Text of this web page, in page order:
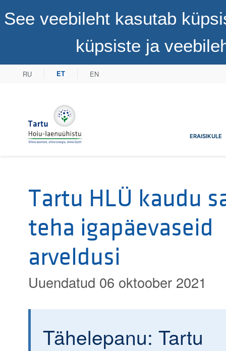
See veebileht kasutab
küpsiste ja
RU ET EN
Tartu Hoiu-laenuühistuERAISIKULE
Tartu HLÜ kaudu
teha igapäevaseid
arveldusi
Uuendatud 06 oktoober 2021
Tähelepanu: Tartu